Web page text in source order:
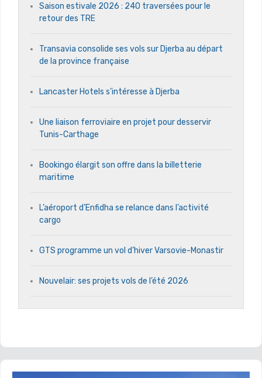
Saison estivale 2026 : 240 traversées pour le
retour des TRE
Transavia consolide ses vols sur Djerba au départ
de la province française
Lancaster Hotels s’intéresse à Djerba
Une liaison ferroviaire en projet pour desservir
Tunis-Carthage
Bookingo élargit son offre dans la billetterie
maritime
L’aéroport d’Enfidha se relance dans l’activité
cargo
GTS programme un vol d’hiver Varsovie-Monastir
Nouvelair: ses projets vols de l’été 2026